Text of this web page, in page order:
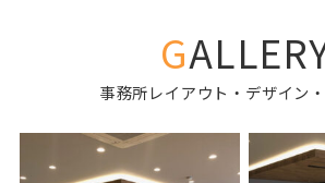
事務所レイアウト・デザイン